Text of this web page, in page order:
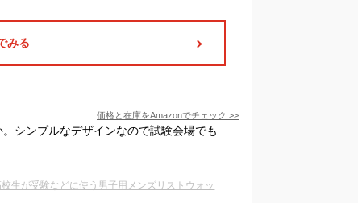
みる
価格と在庫をAmazonでチェック >>
シンプルなデザインなので試験会場でも
生が受験などに使う男子用メンズリストウォッ